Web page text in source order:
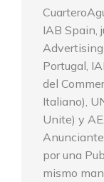
IAB Spain,
Portugal,
del
Italiano),
Unite) y
por una
mismo